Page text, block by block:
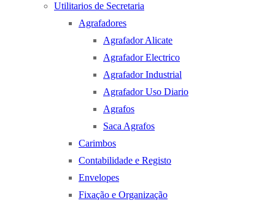
Utilitarios de Secretaria
Agrafadores
Agrafador Alicate
Agrafador Electrico
Agrafador Industrial
Agrafador Uso Diario
Agrafos
Saca Agrafos
Carimbos
Contabilidade e Registo
Envelopes
Fixação e Organização